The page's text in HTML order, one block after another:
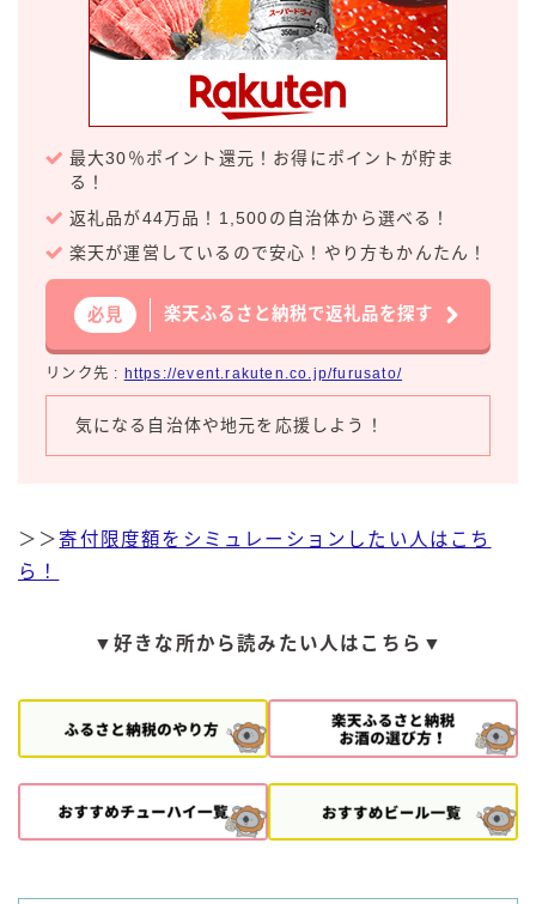
WATER SOUR(ウォーターサワ)
宝酒造
焼酎ハイボール
タカラCANチューハイ
宝焼酎のお茶割りシリーズ
すみか
コカ・コーラ
檸檬堂
natura WATTA
合同酒精
お得情報
最大30％ポイント還元！お得にポイントが貯ま
る！
返礼品が44万品！1,500の自治体から選べる！
楽天が運営しているので安心！やり方もかんたん！
必見 楽天ふるさと納税で返礼品を探す
リンク先 : https://event.rakuten.co.jp/furusato/
気になる自治体や地元を応援しよう！
＞＞寄付限度額をシミュレーションしたい人はこち
ら！
▼好きな所から読みたい人はこちら▼